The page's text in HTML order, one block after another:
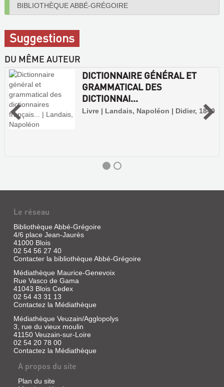
BIBLIOTHÈQUE ABBÉ-GRÉGOIRE
Suggestions
DU MÊME AUTEUR
DICTIONNAIRE GÉNÉRAL ET
GRAMMATICAL DES
DICTIONNAI...
Livre | Landais, Napoléon | Didier, 1840
DICTIONNAIRE
GÉNÉRAL
ET
GRAMMATICAL
DES
DICTIONNAI...
Livre
Landais,
Le réseau
Bibliothèque Abbé-Grégoire
4/6 place Jean-Jaurès
41000 Blois
02 54 56 27 40
Contacter la bibliothèque Abbé-Grégoire
Médiathèque Maurice-Genevoix
Rue Vasco de Gama
41043 Blois Cedex
02 54 43 31 13
Contactez la Médiathèque
Médiathèque Veuzain/Agglopolys
3, rue du vieux moulin
41150 Veuzain-sur-Loire
02 54 20 78 00
Contactez la Médiathèque
A propos du site
Plan du site